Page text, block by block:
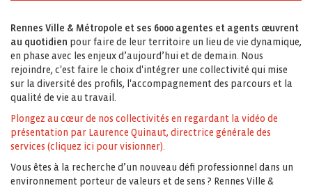
Rennes Ville & Métropole et ses 6000 agentes et agents œuvrent
au quotidien pour faire de leur territoire un lieu de vie dynamique,
en phase avec les enjeux d’aujourd’hui et de demain. Nous
rejoindre, c'est faire le choix d'intégrer une collectivité qui mise
sur la diversité des profils, l'accompagnement des parcours et la
qualité de vie au travail.
Plongez au cœur de nos collectivités en regardant la vidéo de
présentation par Laurence Quinaut, directrice générale des
services (cliquez ici pour visionner).
Vous êtes à la recherche d’un nouveau défi professionnel dans un
environnement porteur de valeurs et de sens ? Rennes Ville &